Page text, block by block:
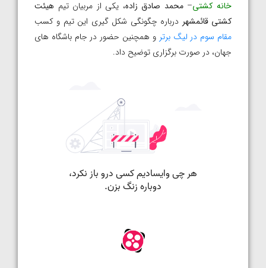
خانه کشتی–محمد صادق زاده، یکی از مربیان تیم هیئت
کشتی قائمشهر درباره چگونگی شکل گیری این تیم و کسب
مقام سوم در لیگ برتر و همچنین حضور در جام باشگاه های
جهان، در صورت برگزاری توضیح داد.